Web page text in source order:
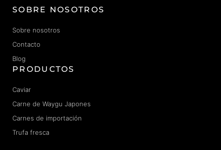
SOBRE NOSOTROS
Sobre nosotros
Contacto
Blog
PRODUCTOS
Caviar
Carne de Waygu Japones
Carnes de importación
Trufa fresca